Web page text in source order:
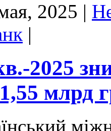
2025 |
|
2025
млрд